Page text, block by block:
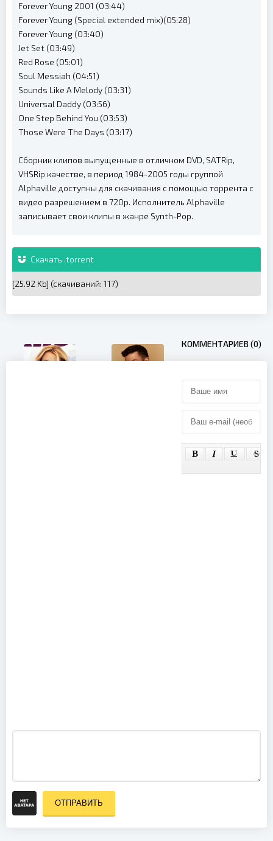
Forever Young 2001 (03:44)
Forever Young (Special extended mix)(05:28)
Forever Young (03:40)
Jet Set (03:49)
Red Rose (05:01)
Soul Messiah (04:51)
Sounds Like A Melody (03:31)
Universal Daddy (03:56)
One Step Behind You (03:53)
Those Were The Days (03:17)
Сборник клипов выпущенные в отличном DVD, SATRip,
VHSRip качестве, в период 1984-2005 годы группой
Alphaville доступны для скачивания с помощью торрента с
видео разрешением в 720p. Исполнитель Alphaville
записывает свои клипы в жанре Synth-Pop.
Скачать .torrent
[25.92 Kb] (cкачиваний: 117)
КОММЕНТАРИЕВ (0)
ОТПРАВИТЬ